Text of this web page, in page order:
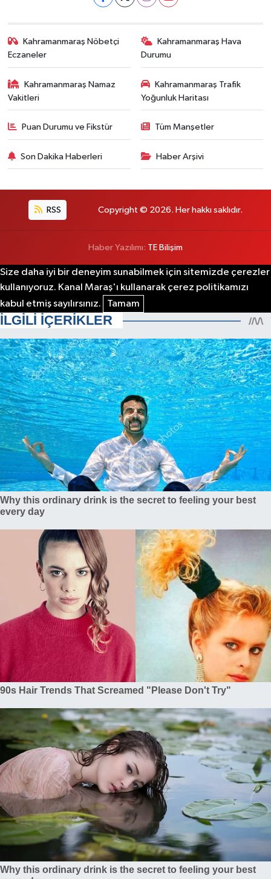
Kahramanmaraş Nöbetçi
Eczaneler
Kahramanmaraş Hava
Durumu
Kahramanmaraş Namaz
Vakitleri
Kahramanmaraş Trafik
Yoğunluk Haritası
Puan Durumu ve Fikstür Tüm Manşetler
Son Dakika Haberleri Haber Arşivi
RSS Copyright © 2026. Her hakkı saklıdır.
Haber Yazılımı: TE Bilişim
Size daha iyi bir deneyim sunabilmek için sitemizde çerezler
kullanıyoruz. Kanal Maraş'ı kullanarak çerez politikamızı
kabul etmiş sayılırsınız.
Tamam